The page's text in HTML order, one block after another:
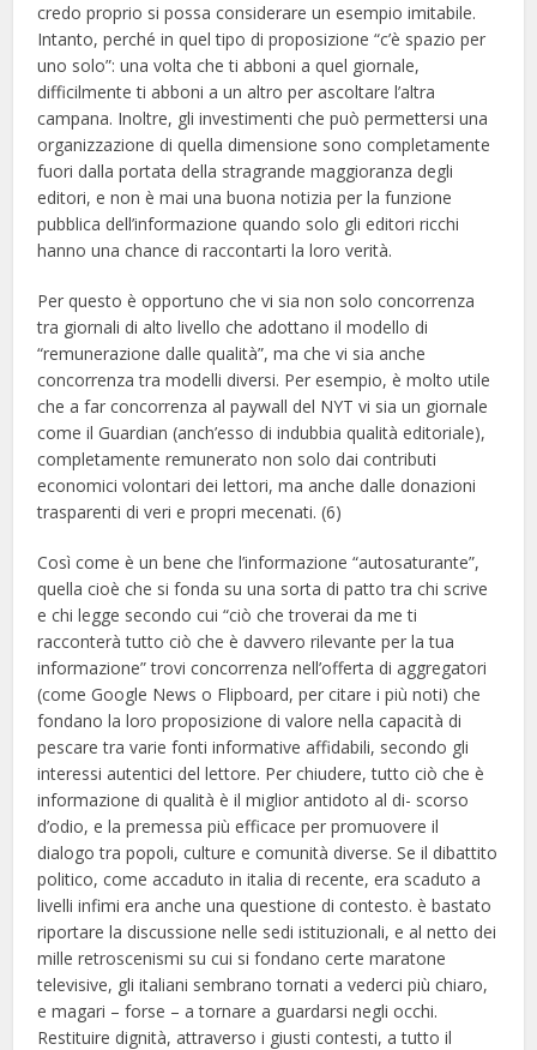
credo proprio si possa considerare un esempio imitabile.
Intanto, perché in quel tipo di proposizione “c’è spazio per
uno solo”: una volta che ti abboni a quel giornale,
difficilmente ti abboni a un altro per ascoltare l’altra
campana. Inoltre, gli investimenti che può permettersi una
organizzazione di quella dimensione sono completamente
fuori dalla portata della stragrande maggioranza degli
editori, e non è mai una buona notizia per la funzione
pubblica dell’informazione quando solo gli editori ricchi
hanno una chance di raccontarti la loro verità.
Per questo è opportuno che vi sia non solo concorrenza
tra giornali di alto livello che adottano il modello di
“remunerazione dalle qualità”, ma che vi sia anche
concorrenza tra modelli diversi. Per esempio, è molto utile
che a far concorrenza al paywall del NYT vi sia un giornale
come il Guardian (anch’esso di indubbia qualità editoriale),
completamente remunerato non solo dai contributi
economici volontari dei lettori, ma anche dalle donazioni
trasparenti di veri e propri mecenati. (6)
Così come è un bene che l’informazione “autosaturante”,
quella cioè che si fonda su una sorta di patto tra chi scrive
e chi legge secondo cui “ciò che troverai da me ti
racconterà tutto ciò che è davvero rilevante per la tua
informazione” trovi concorrenza nell’offerta di aggregatori
(come Google News o Flipboard, per citare i più noti) che
fondano la loro proposizione di valore nella capacità di
pescare tra varie fonti informative affidabili, secondo gli
interessi autentici del lettore. Per chiudere, tutto ciò che è
informazione di qualità è il miglior antidoto al di- scorso
d’odio, e la premessa più efficace per promuovere il
dialogo tra popoli, culture e comunità diverse. Se il dibattito
politico, come accaduto in italia di recente, era scaduto a
livelli infimi era anche una questione di contesto. è bastato
riportare la discussione nelle sedi istituzionali, e al netto dei
mille retroscenismi su cui si fondano certe maratone
televisive, gli italiani sembrano tornati a vederci più chiaro,
e magari – forse – a tornare a guardarsi negli occhi.
Restituire dignità, attraverso i giusti contesti, a tutto il